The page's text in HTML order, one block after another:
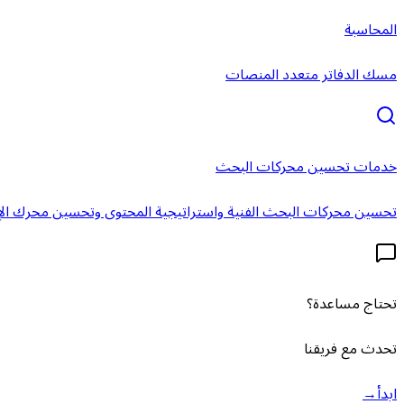
المحاسبة
مسك الدفاتر متعدد المنصات
خدمات تحسين محركات البحث
تحسين محركات البحث الفنية واستراتيجية المحتوى وتحسين محرك
تحتاج مساعدة؟
تحدث مع فريقنا
ابدأ→